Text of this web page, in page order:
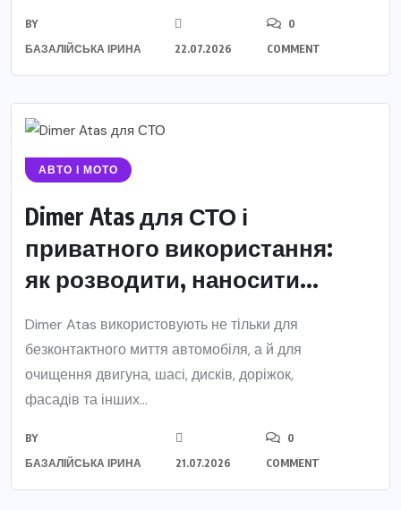
BY
БАЗАЛІЙСЬКА ІРИНА
22.07.2026
0
COMMENT
АВТО І МОТО
Dimer Atas для СТО і
приватного використання:
як розводити, наносити...
Dimer Atas використовують не тільки для
безконтактного миття автомобіля, а й для
очищення двигуна, шасі, дисків, доріжок,
фасадів та інших...
BY
БАЗАЛІЙСЬКА ІРИНА
21.07.2026
0
COMMENT